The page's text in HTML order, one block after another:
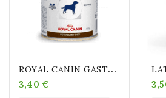
R
OYAL CANIN GASTROINTESTINAL HUMEDO 400 GR
3,40 €